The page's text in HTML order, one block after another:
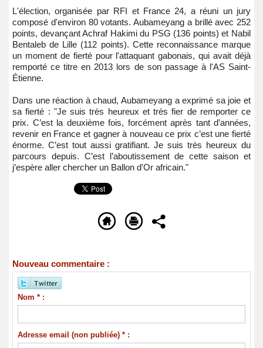
L'élection, organisée par RFI et France 24, a réuni un jury
composé d'environ 80 votants. Aubameyang a brillé avec 252
points, devançant Achraf Hakimi du PSG (136 points) et Nabil
Bentaleb de Lille (112 points). Cette reconnaissance marque
un moment de fierté pour l'attaquant gabonais, qui avait déjà
remporté ce titre en 2013 lors de son passage à l'AS Saint-
Étienne.
Dans une réaction à chaud, Aubameyang a exprimé sa joie et
sa fierté : "Je suis très heureux et très fier de remporter ce
prix. C’est la deuxième fois, forcément après tant d’années,
revenir en France et gagner à nouveau ce prix c’est une fierté
énorme. C’est tout aussi gratifiant. Je suis très heureux du
parcours depuis. C’est l’aboutissement de cette saison et
j’espère aller chercher un Ballon d'Or africain."
Nouveau commentaire :
Nom * :
Adresse email (non publiée) * :